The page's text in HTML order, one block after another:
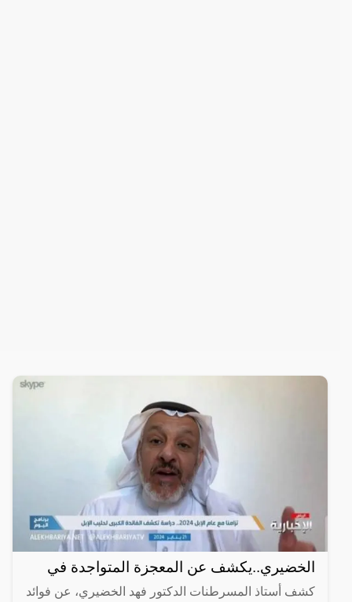
الخضيري..يكشف عن المعجزة المتواجدة في
كشف أستاذ المسرطنات الدكتور فهد الخضيري، عن فوائد